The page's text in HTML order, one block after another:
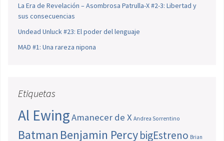
La Era de Revelación – Asombrosa Patrulla-X #2-3: Libertad y
sus consecuencias
Undead Unluck #23: El poder del lenguaje
MAD #1: Una rareza nipona
Etiquetas
Al EwingAmanecer de X Andrea Sorrentino
Batman Benjamin PercybigEstreno Brian